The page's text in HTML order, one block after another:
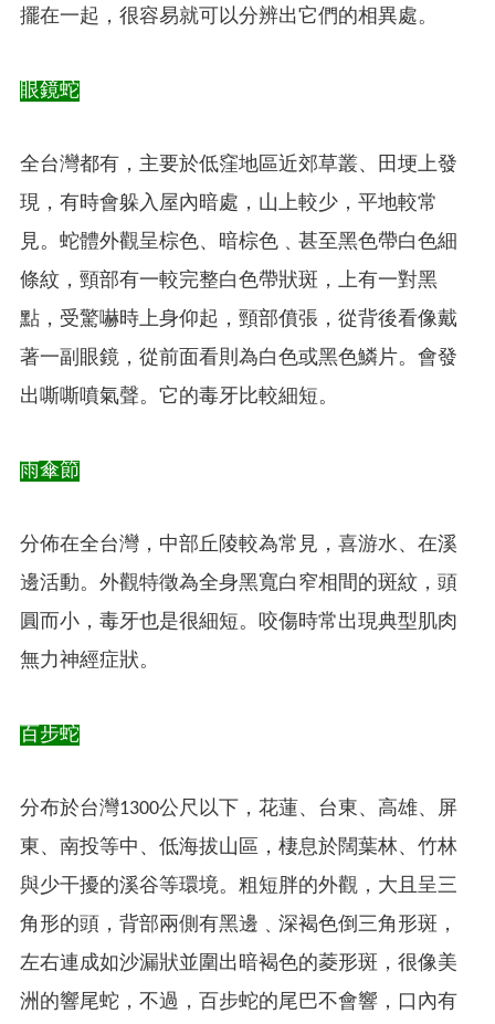
擺在一起，很容易就可以分辨出它們的相異處。
眼鏡蛇
全台灣都有，主要於低窪地區近郊草叢、田埂上發
現，有時會躲入屋內暗處，山上較少，平地較常
見。蛇體外觀呈棕色、暗棕色﹑甚至黑色帶白色細
條紋，頸部有一較完整白色帶狀斑，上有一對黑
點，受驚嚇時上身仰起，頸部僨張，從背後看像戴
著一副眼鏡，從前面看則為白色或黑色鱗片。會發
出嘶嘶噴氣聲。它的毒牙比較細短。
雨傘節
分佈在全台灣，中部丘陵較為常見，喜游水、在溪
邊活動。外觀特徵為全身黑寬白窄相間的斑紋，頭
圓而小，毒牙也是很細短。咬傷時常出現典型肌肉
無力神經症狀。
百步蛇
分布於台灣1300公尺以下，花蓮、台東、高雄、屏
東、南投等中、低海拔山區，棲息於闊葉林、竹林
與少干擾的溪谷等環境。粗短胖的外觀，大且呈三
角形的頭，背部兩側有黑邊﹑深褐色倒三角形斑，
左右連成如沙漏狀並圍出暗褐色的菱形斑，很像美
洲的響尾蛇，不過，百步蛇的尾巴不會響，口內有